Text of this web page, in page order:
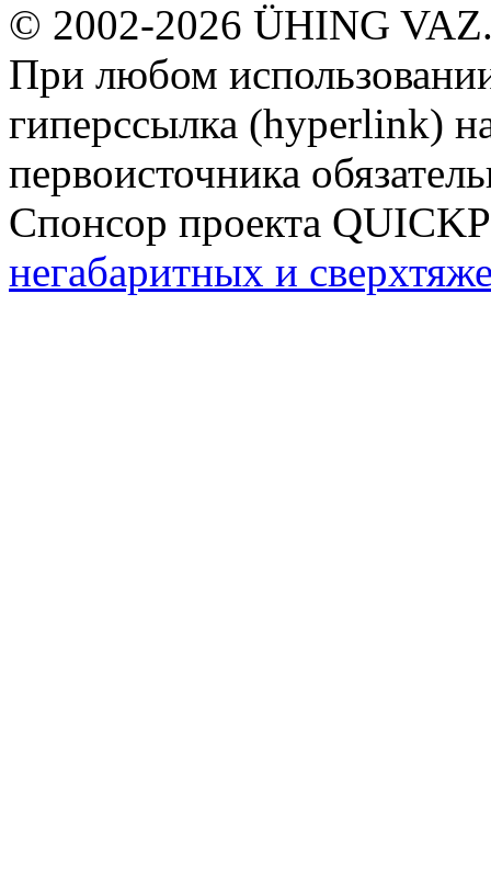
© 2002-2026 ÜHING
При любом
гиперссылка (hyperlink)
первоисточника
Спонсор проекта
негабаритных и